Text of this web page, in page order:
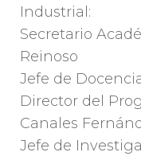
Industrial:
Secretario
Reinoso
Jefe de
Director del
Canales
Jefe de